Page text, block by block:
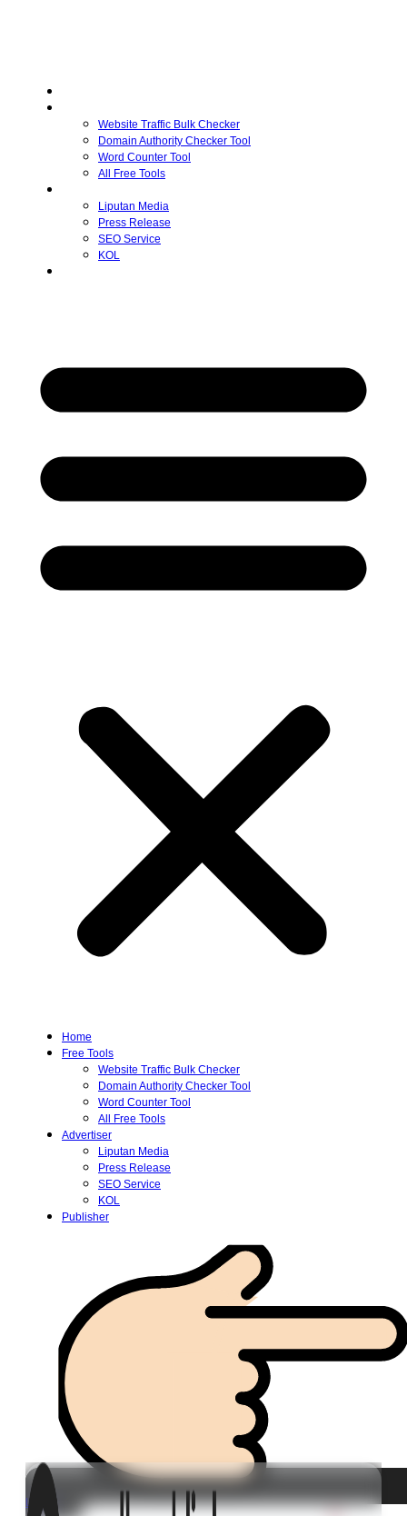
Website Traffic Bulk Checker
Domain Authority Checker Tool
Word Counter Tool
All Free Tools
Liputan Media
Press Release
SEO Service
KOL
Home
Free Tools
Website Traffic Bulk Checker
Domain Authority Checker Tool
Word Counter Tool
All Free Tools
Advertiser
Liputan Media
Press Release
SEO Service
KOL
Publisher
Login